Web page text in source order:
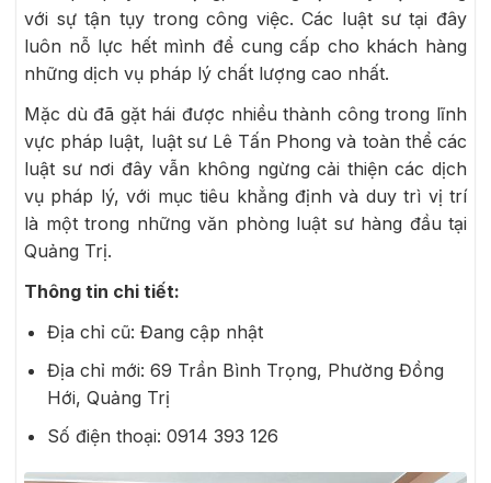
với sự tận tụy trong công việc. Các luật sư tại đây
luôn nỗ lực hết mình để cung cấp cho khách hàng
những dịch vụ pháp lý chất lượng cao nhất.
Mặc dù đã gặt hái được nhiều thành công trong lĩnh
vực pháp luật, luật sư Lê Tấn Phong và toàn thể các
luật sư nơi đây vẫn không ngừng cải thiện các dịch
vụ pháp lý, với mục tiêu khẳng định và duy trì vị trí
là một trong những văn phòng luật sư hàng đầu tại
Quảng Trị.
Thông tin chi tiết:
Địa chỉ cũ: Đang cập nhật
Địa chỉ mới: 69 Trần Bình Trọng, Phường Đồng
Hới, Quảng Trị
Số điện thoại: 0914 393 126